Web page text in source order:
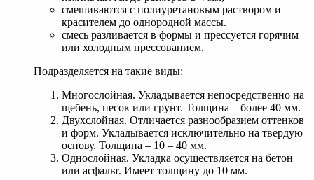
смешиваются с полиуретановым раствором и
красителем до однородной массы.
смесь разливается в формы и прессуется горячим
или холодным прессованием.
Подразделяется на такие виды:
Многослойная. Укладывается непосредственно на
щебень, песок или грунт. Толщина – более 40 мм.
Двухслойная. Отличается разнообразием оттенков
и форм. Укладывается исключительно на твердую
основу. Толщина – 10 – 40 мм.
Однослойная. Укладка осуществляется на бетон
или асфальт. Имеет толщину до 10 мм.